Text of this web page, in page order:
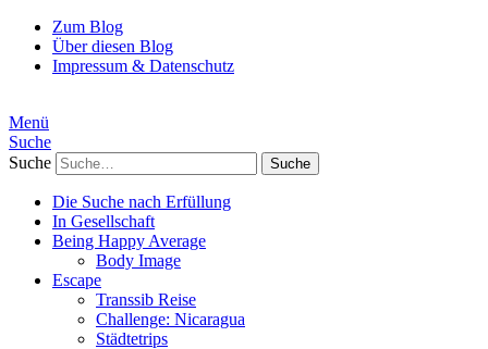
Zum Blog
Über diesen Blog
Impressum & Datenschutz
Menü
Suche
Suche
Die Suche nach Erfüllung
In Gesellschaft
Being Happy Average
Body Image
Escape
Transsib Reise
Challenge: Nicaragua
Städtetrips